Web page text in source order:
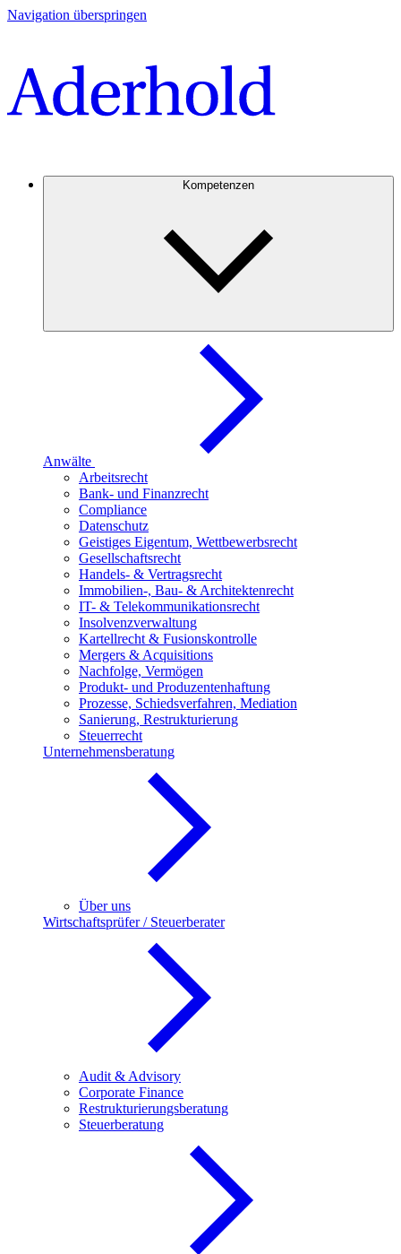
Navigation überspringen
Kompetenzen
Anwälte
Arbeitsrecht
Bank- und Finanzrecht
Compliance
Datenschutz
Geistiges Eigentum, Wettbewerbsrecht
Gesellschaftsrecht
Handels- & Vertragsrecht
Immobilien-, Bau- & Architektenrecht
IT- & Telekommunikationsrecht
Insolvenzverwaltung
Kartellrecht & Fusionskontrolle
Mergers & Acquisitions
Nachfolge, Vermögen
Produkt- und Produzentenhaftung
Prozesse, Schiedsverfahren, Mediation
Sanierung, Restrukturierung
Steuerrecht
Unternehmensberatung
Über uns
Wirtschaftsprüfer / Steuerberater
Audit & Advisory
Corporate Finance
Restrukturierungsberatung
Steuerberatung